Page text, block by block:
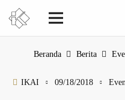
Beranda Berita
IKAI 09/18/2018